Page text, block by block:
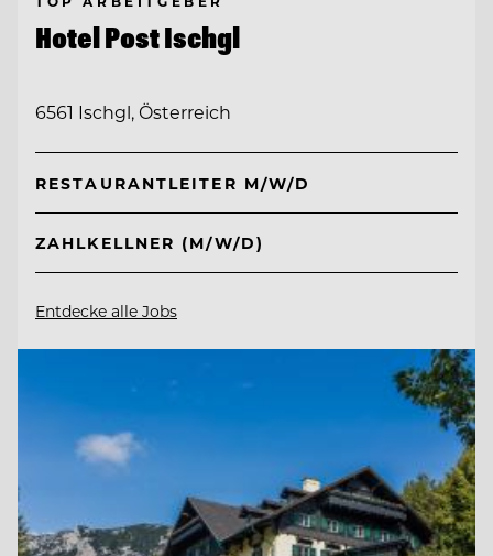
Hotel Post Ischgl
6561 Ischgl, Österreich
RESTAURANTLEITER M/W/D
ZAHLKELLNER (M/W/D)
Entdecke alle Jobs